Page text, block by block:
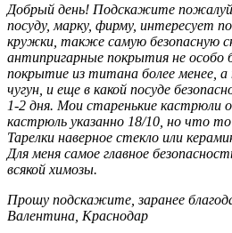
Добрый день! Подскажите
посуду, марку, фирму, интересует
кружки, также самую безопасную
антипригарные покрытия не особо
покрытие из титана более менее,
чугун, и еще в какой посуде
1-2 дня. Мои старенькие кастрюли
кастрюль указанно 18/10, но что
Тарелки наверное стекло или
Для меня самое главное
всякой химозы.
Прошу подскажите, заранее
Валентина, Краснодар